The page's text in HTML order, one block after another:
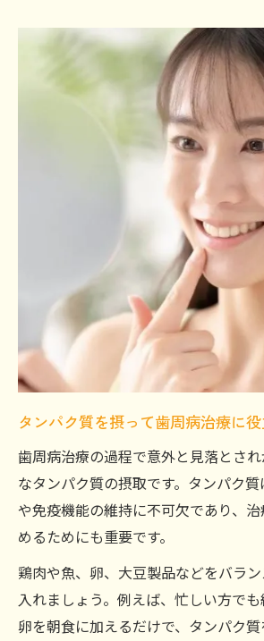
タンパク質を摂って歯周病治療に
歯周病治療の過程で意外と見落とさ
なタンパク質の摂取です。タンパク
や免疫機能の維持に不可欠であり、
めるためにも重要です。
鶏肉や魚、卵、大豆製品などをバラ
入れましょう。例えば、忙しい方で
卵を朝食に加えるだけで、タンパク